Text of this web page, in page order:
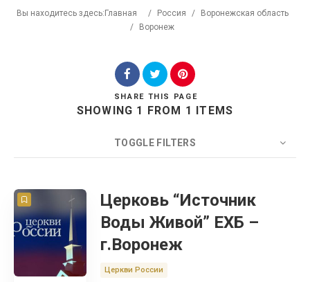
Вы находитесь здесь: Главная / Россия /
Воронежская область
/
Воронеж
SHARE THIS PAGE
SHOWING 1 FROM 1 ITEMS
TOGGLE FILTERS
COUNT 20
Церковь
Церковь “Источник
Воды Живой” ЕХБ –
г.Воронеж
Церкви России